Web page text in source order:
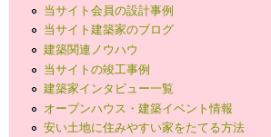
当サイト会員の設計事例
当サイト建築家のブログ
建築関連ノウハウ
当サイトの竣工事例
建築家インタビュー一覧
オープンハウス・建築イベント情報
安い土地に住みやすい家をたてる方法